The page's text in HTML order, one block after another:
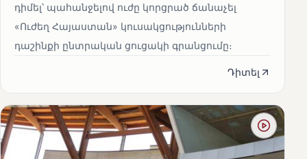
դիմել՝ պահանջելով ուժը կորցրած ճանաչել
«Ուժեղ Հայաստան» կուսակցությունների
դաշինքի ընտրական ցուցակի գրանցումը։
Դիտել